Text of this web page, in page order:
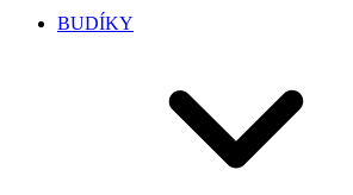
BUDÍKY